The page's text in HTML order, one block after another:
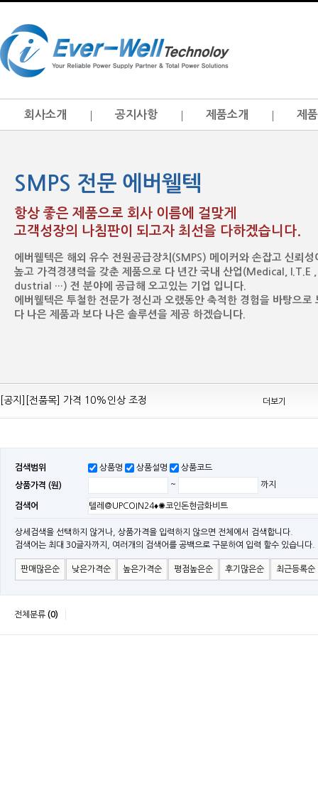
회사소개 공지사항 제품소개 제
SMPS 전문 에버웰텍
항상 좋은 제품으로 회사 이름에 걸맞게
고객성장의 나침판이 되고자 최선을 다하겠습니다.
에버웰텍은 해외 유수 전원공급장치(SMPS) 메이커와 손잡고 신뢰성
높고 가격경쟁력을 갖춘 제품으로 다 년간 국내 산업(Medical, I.T.E
dustrial …) 전 분야에 공급해 오고있는 기업 입니다.
에버웰텍은 투철한 전문가 정신과 오랬동안 축적한 경험을 바탕으로
다 나은 제품과 보다 나은 솔루션을 제공 하겠습니다.
[공지][Mean Well 제품 전품목] 10% 가격 인하 조정
[공지][전품목] 가격 10%인상 조정
[공지][민웰] 전품목 가격 조정의건
[민웰] RS 모델 출시
[공지]SMPS 저가형 [기획상품] 출시
[공지]12W~300W Medical Adapter"2017 NEW MODEL"[ADT] 출시
[공지][민웰] [민웰] 인버터 "정현파 / 유사 정현파" 시리즈 제품을 출시
[공지][민웰] LED 방수형 (CLG / CEN / HLG)시리즈 제품 출시
더보기
검색범위 상품명 상품설명 상품코드
상품가격 (원) ~ 까지
검색어
상세검색을 선택하지 않거나, 상품가격을 입력하지 않으면 전체에서 검색합니다.
검색어는 최대 30글자까지, 여러개의 검색어를 공백으로 구분하여 입력 할수 있습니다.
판매많은순 낮은가격순 높은가격순 평점높은순 후기많은순 최근등록순
전체분류 (0)